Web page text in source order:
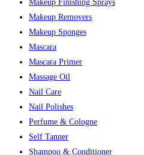
Makeup Finishing Sprays
Makeup Removers
Makeup Sponges
Mascara
Mascara Primer
Massage Oil
Nail Care
Nail Polishes
Perfume & Cologne
Self Tanner
Shampoo & Conditioner